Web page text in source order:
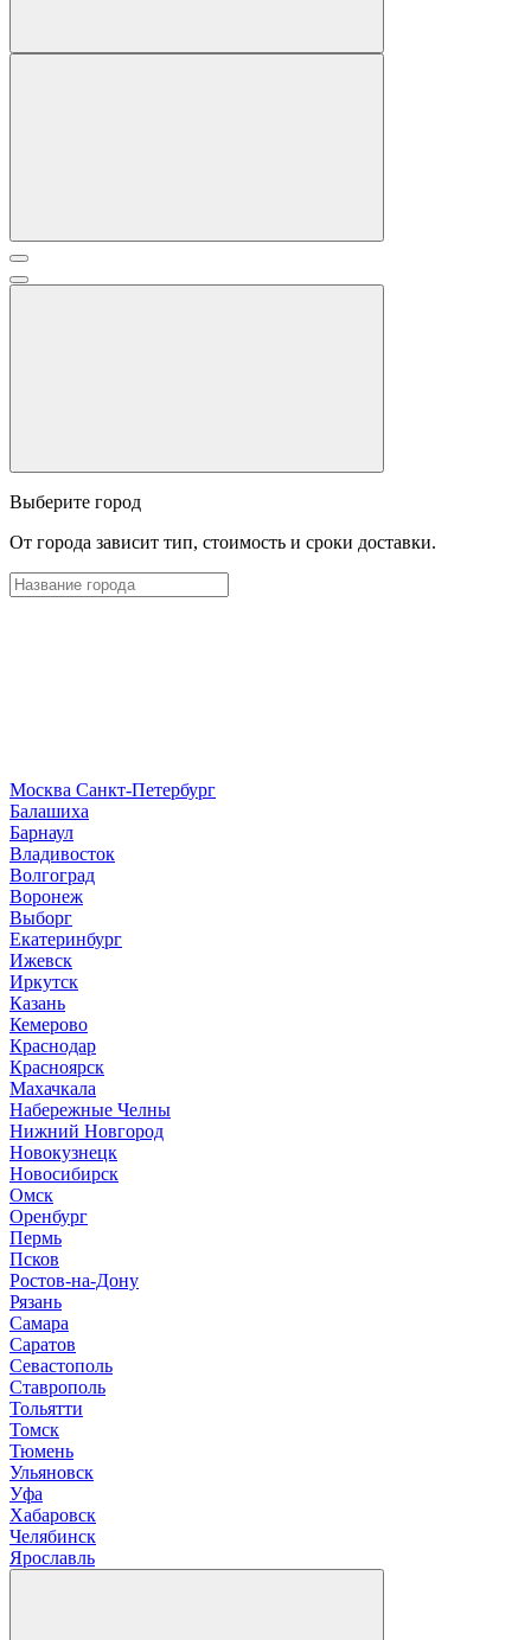
Выберите город
От города зависит тип, стоимость и сроки доставки.
Москва Санкт-Петербург
Балашиха
Барнаул
Владивосток
Волгоград
Воронеж
Выборг
Екатеринбург
Ижевск
Иркутск
Казань
Кемерово
Краснодар
Красноярск
Махачкала
Набережные Челны
Нижний Новгород
Новокузнецк
Новосибирск
Омск
Оренбург
Пермь
Псков
Ростов-на-Дону
Рязань
Самара
Саратов
Севастополь
Ставрополь
Тольятти
Томск
Тюмень
Ульяновск
Уфа
Хабаровск
Челябинск
Ярославль